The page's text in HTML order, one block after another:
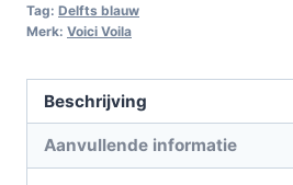
Tag: Delfts blauw
Merk: Voici Voila
Beschrijving
Aanvullende informatie